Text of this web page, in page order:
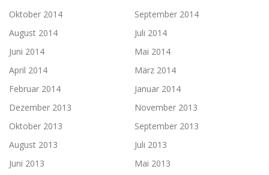
Oktober 2014
September 2014
August 2014
Juli 2014
Juni 2014
Mai 2014
April 2014
März 2014
Februar 2014
Januar 2014
Dezember 2013
November 2013
Oktober 2013
September 2013
August 2013
Juli 2013
Juni 2013
Mai 2013